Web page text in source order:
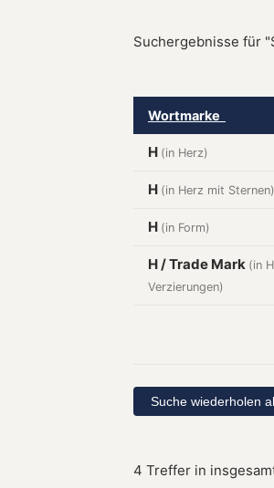
Suchergebnisse für
Wortmarke
H (in Herz)
H (in Herz mit Sternen)
H (in Form)
H / Trade Mark (in
Verzierungen)
4 Treffer in